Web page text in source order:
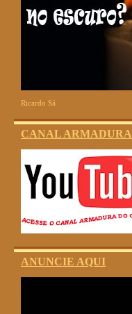
Ricardo Sá
CANAL ARMADURA
ANUNCIE AQUI